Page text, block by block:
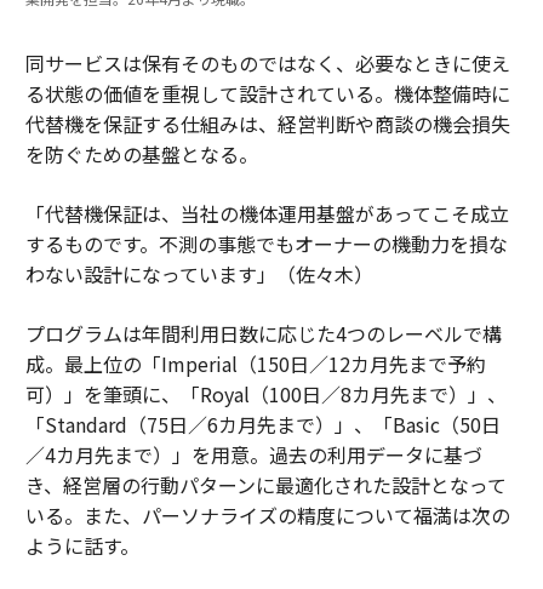
同サービスは保有そのものではなく、必要なときに使え
る状態の価値を重視して設計されている。機体整備時に
代替機を保証する仕組みは、経営判断や商談の機会損失
を防ぐための基盤となる。
「代替機保証は、当社の機体運用基盤があってこそ成立
するものです。不測の事態でもオーナーの機動力を損な
わない設計になっています」（佐々木）
プログラムは年間利用日数に応じた4つのレーベルで構
成。最上位の「Imperial（150日／12カ月先まで予約
可）」を筆頭に、「Royal（100日／8カ月先まで）」、
「Standard（75日／6カ月先まで）」、「Basic（50日
／4カ月先まで）」を用意。過去の利用データに基づ
き、経営層の行動パターンに最適化された設計となって
いる。また、パーソナライズの精度について福満は次の
ように話す。